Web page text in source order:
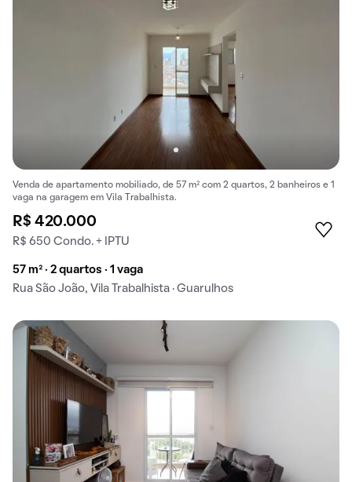
Venda de apartamento mobiliado, de 57 m² com 2 quartos, 2 banheiros e 1
vaga na garagem em Vila Trabalhista.
R$ 420.000
R$ 650 Condo. + IPTU
57 m² · 2 quartos · 1 vaga
Rua São João, Vila Trabalhista · Guarulhos